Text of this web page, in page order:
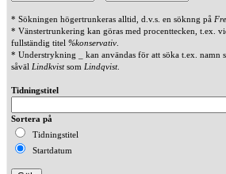
* Sökningen högertrunkeras alltid, d.v.s. en söknng på
* Vänstertrunkering kan göras med procenttecken, t.ex.
fullständig titel %konservativ
* Understrykning _ kan användas för att söka t.ex. namn
såväl Lindkvistsom Lindqvist.
Tidningstitel
Sortera på
Tidningstitel
Startdatum